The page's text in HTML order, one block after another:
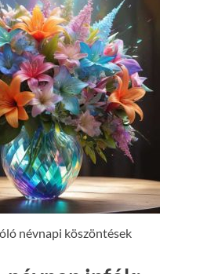
névnapi köszöntések